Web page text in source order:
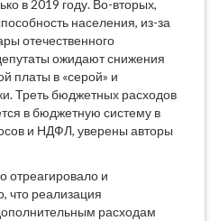
в 2019 году. Во-вторых,
населения, из-за
отечественного
ожидают снижения
платы в «серой» и
Треть бюджетных расходов
в бюджетную систему в
и НДФЛ, уверены авторы
отреагировало и
что реализация
расходам